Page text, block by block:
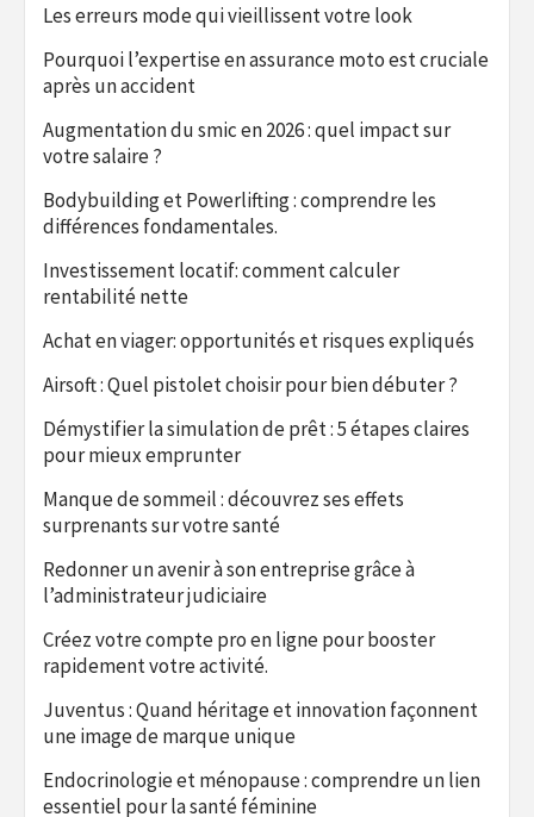
Les erreurs mode qui vieillissent votre look
Pourquoi l’expertise en assurance moto est cruciale
après un accident
Augmentation du smic en 2026 : quel impact sur
votre salaire ?
Bodybuilding et Powerlifting : comprendre les
différences fondamentales.
Investissement locatif: comment calculer
rentabilité nette
Achat en viager: opportunités et risques expliqués
Airsoft : Quel pistolet choisir pour bien débuter ?
Démystifier la simulation de prêt : 5 étapes claires
pour mieux emprunter
Manque de sommeil : découvrez ses effets
surprenants sur votre santé
Redonner un avenir à son entreprise grâce à
l’administrateur judiciaire
Créez votre compte pro en ligne pour booster
rapidement votre activité.
Juventus : Quand héritage et innovation façonnent
une image de marque unique
Endocrinologie et ménopause : comprendre un lien
essentiel pour la santé féminine